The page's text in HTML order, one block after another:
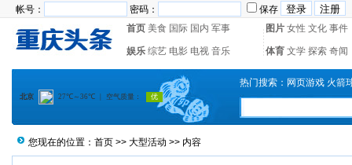
帐号： 密码：
保存
首页 美食 国际 国内 军事 图片 女性 文化 事件
娱乐 综艺 电影 电视 音乐 体育 文学 探索 奇闻
热门搜索： 网页游戏 火箭
您现在的位置： 首页 >> 大型活动 >> 内容